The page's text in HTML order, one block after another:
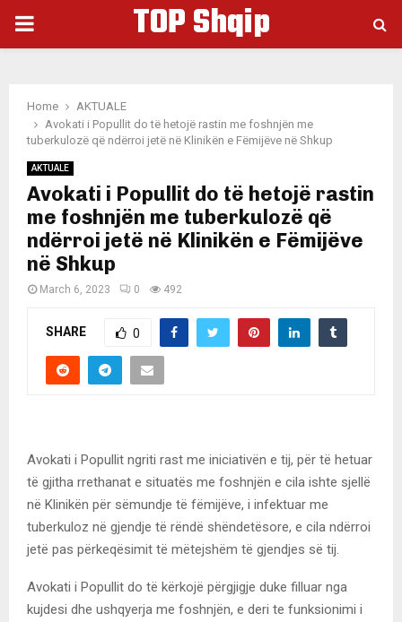
PRIMARY
TOP Shqip
Home
AKTUALE
Avokati i Popullit do të hetojë rastin me foshnjën me
tuberkulozë që ndërroi jetë në Klinikën e Fëmijëve në Shkup
AKTUALE
Avokati i Popullit do të hetojë rastin
me foshnjën me tuberkulozë që
ndërroi jetë në Klinikën e Fëmijëve
në Shkup
March 6, 2023 0 492
SHARE 0
Avokati i Popullit ngriti rast me iniciativën e tij, për të hetuar
të gjitha rrethanat e situatës me foshnjën e cila ishte sjellë
në Klinikën për sëmundje të fëmijëve, i infektuar me
tuberkuloz në gjendje të rëndë shëndetësore, e cila ndërroi
jetë pas përkeqësimit të mëtejshëm të gjendjes së tij.
Avokati i Popullit do të kërkojë përgjigje duke filluar nga
kujdesi dhe ushqyerja me foshnjën, e deri te funksionimi i